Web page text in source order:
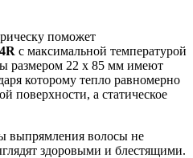
поможет
с максимальной температурой
размером 22 х 85 мм имеют
которому тепло равномерно
поверхности, а статическое
выпрямления волосы не
здоровыми и блестящими.